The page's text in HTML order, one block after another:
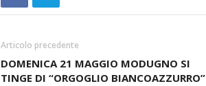
Articolo precedente
DOMENICA 21 MAGGIO MODUGNO SI
TINGE DI “ORGOGLIO BIANCOAZZURRO”